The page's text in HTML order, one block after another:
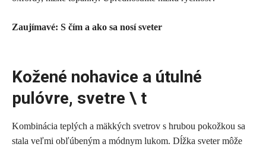
Zaujímavé: S čím a ako sa nosí sveter
Kožené nohavice a útulné
pulóvre, svetre \ t
Kombinácia teplých a mäkkých svetrov s hrubou pokožkou sa
stala veľmi obľúbeným a módnym lukom. Dĺžka sveter môže